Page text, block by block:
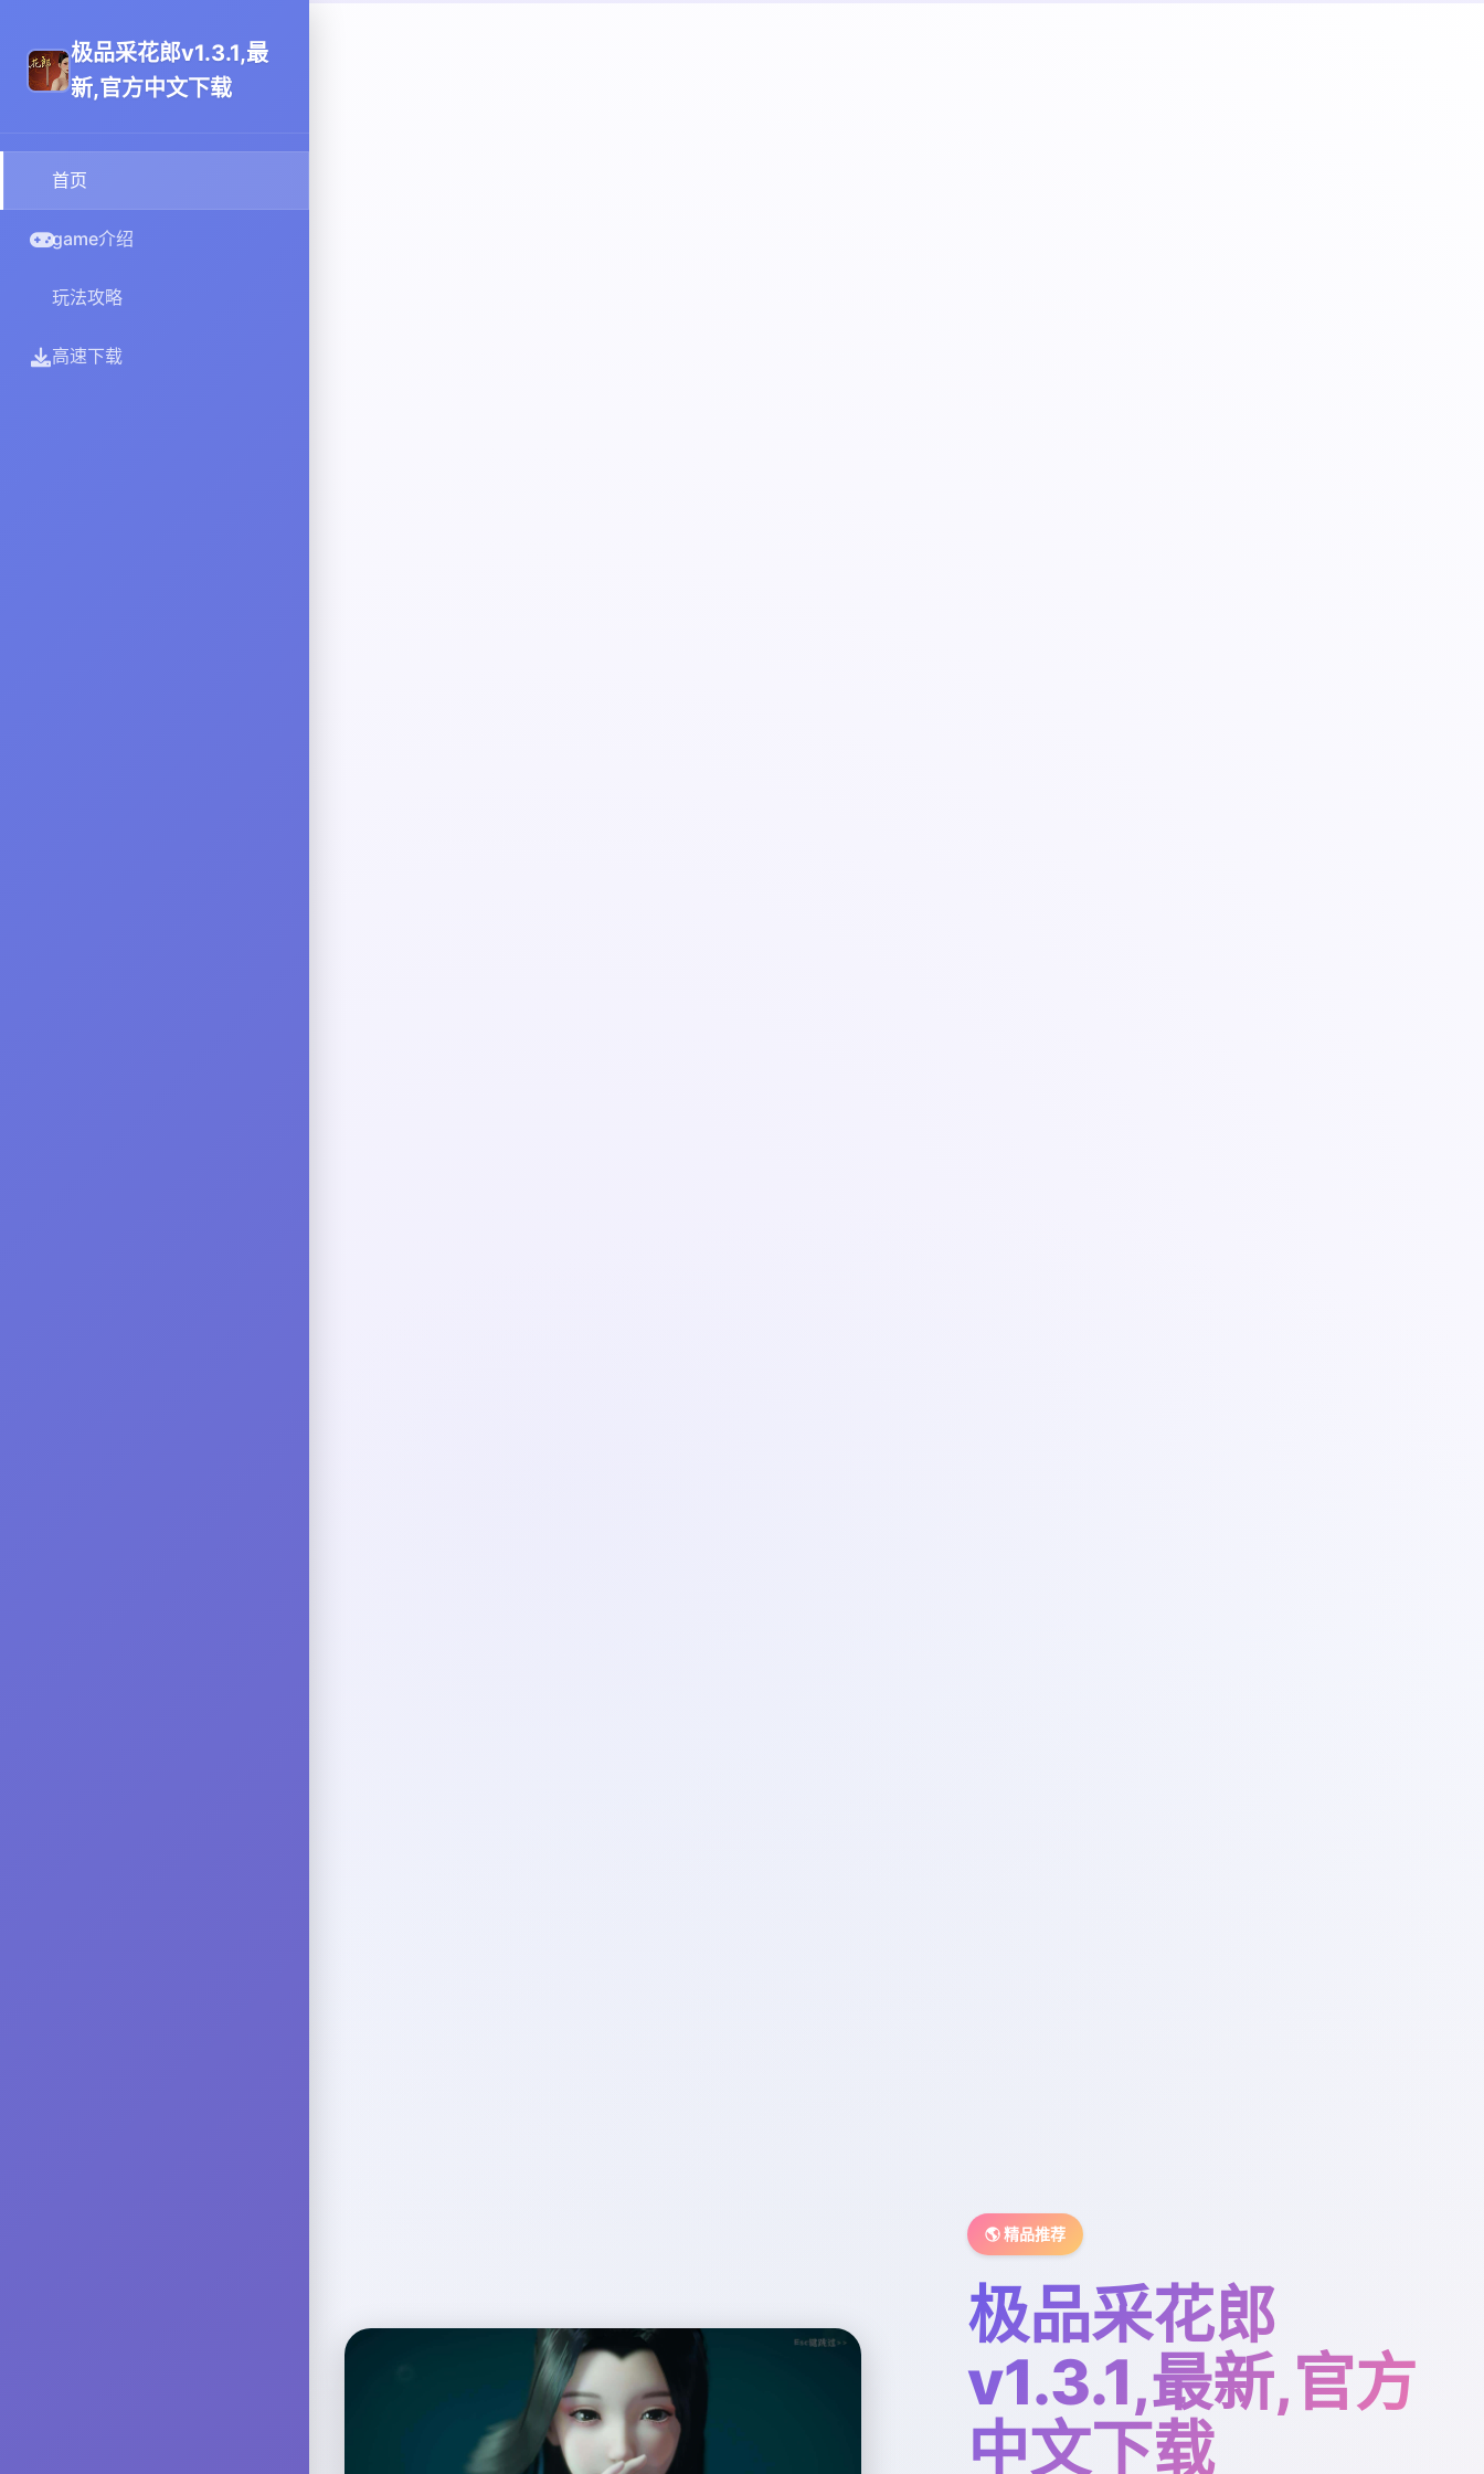
极品采花郎v1.3.1,最
新,官方中文下载
首页
game介绍
玩法攻略
高速下载
🌎 精品推荐
极品采花郎
v1.3.1,最新,官方
中文下载